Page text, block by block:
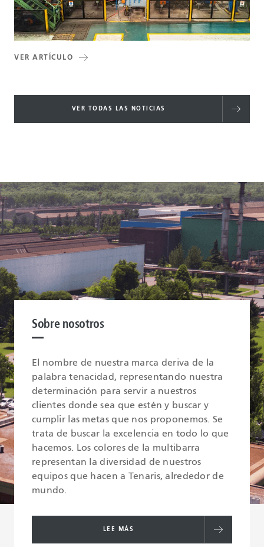
VER ARTÍCULO
VER TODAS LAS NOTICIAS
Sobre nosotros
El nombre de nuestra marca deriva de la
palabra tenacidad, representando nuestra
determinación para servir a nuestros
clientes donde sea que estén y buscar y
cumplir las metas que nos proponemos. Se
trata de buscar la excelencia en todo lo que
hacemos. Los colores de la multibarra
representan la diversidad de nuestros
equipos que hacen a Tenaris, alrededor de
mundo.
LEE MÁS